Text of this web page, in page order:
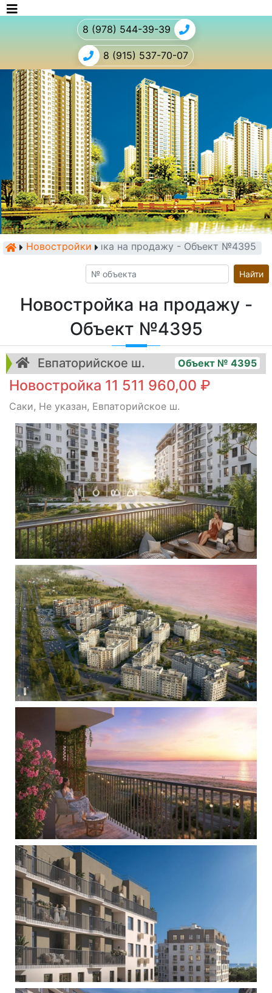
8 (978) 544-39-39
8 (915) 537-70-07
Новостройки
Новостройка на продажу - Объект №4395
Найти
Новостройка на продажу -
Объект №4395
Евпаторийское ш. Объект № 4395
Новостройка 11 511 960,00 ₽
Саки, Не указан, Евпаторийское ш.